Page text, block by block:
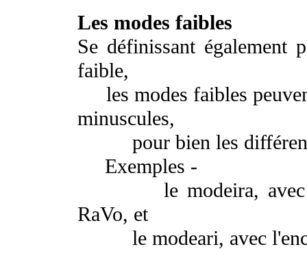
Les modes faibles
Se définissant également
faible,
les modes faibles
minuscules,
pour bien les
Exemples -
le modeira,
RaVo, et
le modeari, avec